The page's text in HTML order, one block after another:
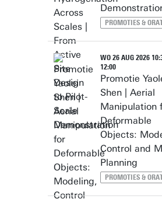
PROMOTIES &
WO 26 AUG 2026
12:00
Promotie
Shen | Aerial
Manipulation
Deformable
Objects:
Control and
Planning
PROMOTIES &